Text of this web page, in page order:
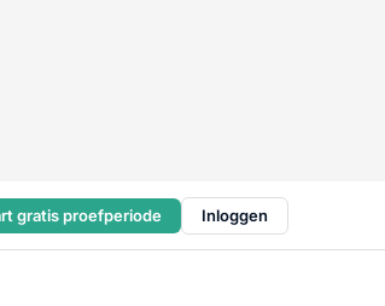
gratis proefperiode Inloggen